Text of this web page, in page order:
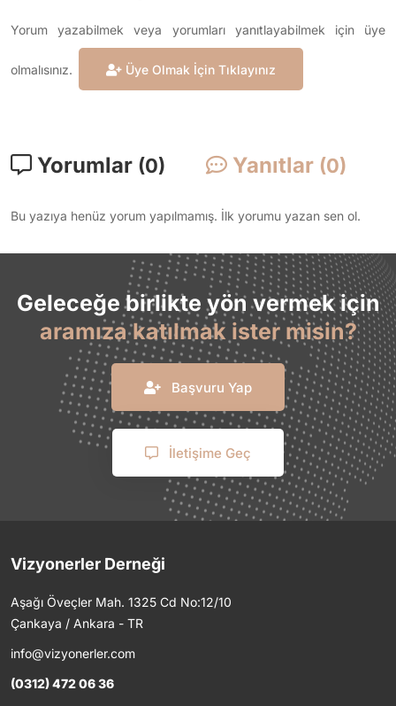
Yorum yazabilmek veya yorumları yanıtlayabilmek için üye
olmalısınız. Üye Olmak İçin Tıklayınız
Yorumlar (0) Yanıtlar (0)
Bu yazıya henüz yorum yapılmamış. İlk yorumu yazan sen ol.
Geleceğe birlikte yön vermek için
aramıza katılmak ister misin?
Başvuru Yap
İletişime Geç
Vizyonerler Derneği
Aşağı Öveçler Mah. 1325 Cd No:12/10
Çankaya / Ankara - TR
info@vizyonerler.com
(0312) 472 06 36